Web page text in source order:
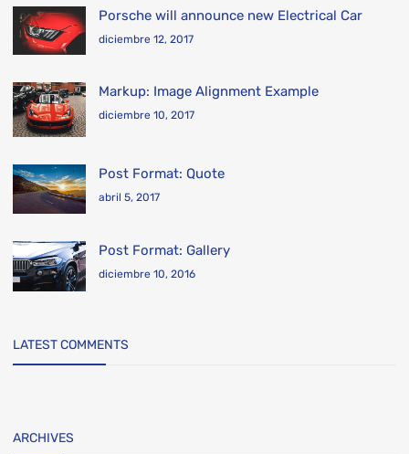
Porsche will announce new Electrical Car
diciembre 12, 2017
Markup: Image Alignment Example
diciembre 10, 2017
Post Format: Quote
abril 5, 2017
Post Format: Gallery
diciembre 10, 2016
LATEST COMMENTS
ARCHIVES